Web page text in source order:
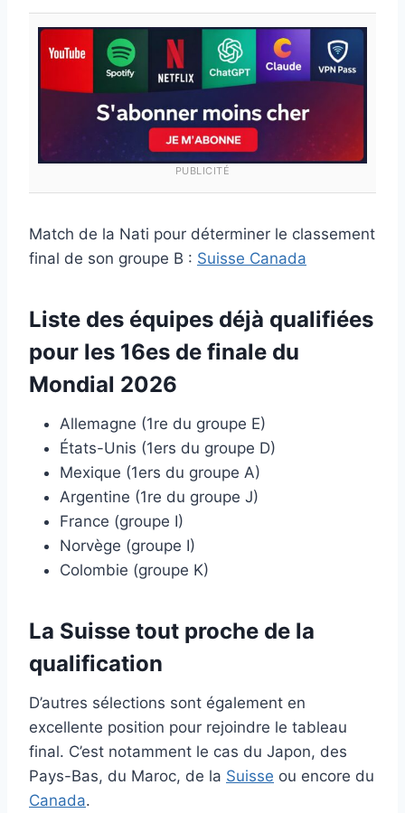
PUBLICITÉ
Match de la Nati pour déterminer le classement
final de son groupe B : Suisse Canada
Liste des équipes déjà qualifiées
pour les 16es de finale du
Mondial 2026
Allemagne (1re du groupe E)
États-Unis (1ers du groupe D)
Mexique (1ers du groupe A)
Argentine (1re du groupe J)
France (groupe I)
Norvège (groupe I)
Colombie (groupe K)
La Suisse tout proche de la
qualification
D’autres sélections sont également en
excellente position pour rejoindre le tableau
final. C’est notamment le cas du Japon, des
Pays-Bas, du Maroc, de la Suisse ou encore du
Canada.